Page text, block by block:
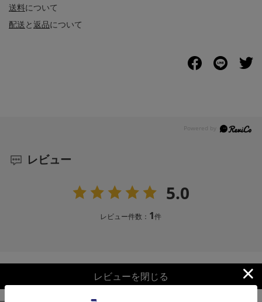
送料について
配送と返品について
レビュー
5.0
レビュー件数： 1件
レビューを閉じる